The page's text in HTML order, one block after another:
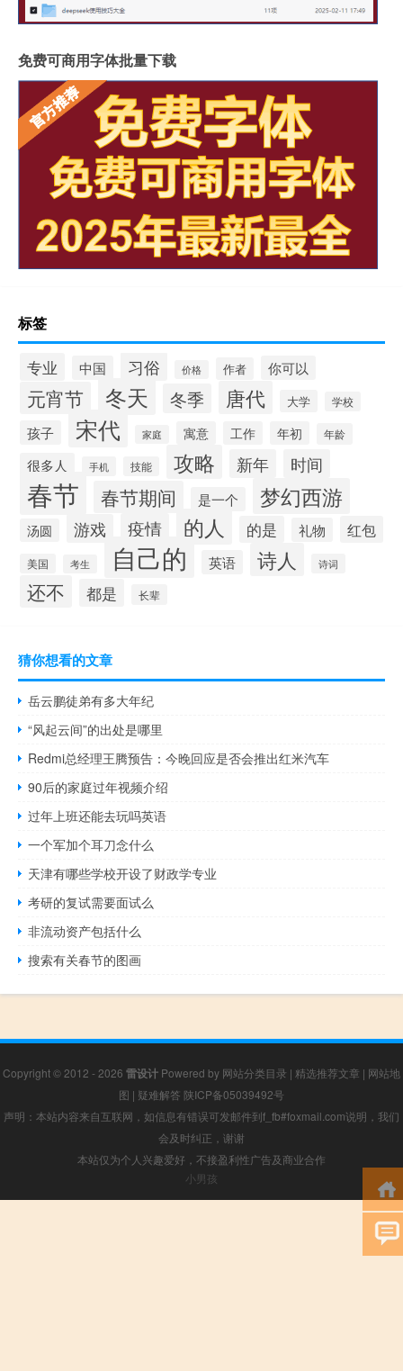
免费可商用字体批量下载
标签
专业 中国 习俗 价格 作者 你可以
元宵节 冬天 冬季 唐代 大学 学校
孩子 宋代 家庭 寓意 工作 年初 年龄
很多人 手机 技能 攻略 新年 时间
春节 春节期间 是一个 梦幻西游
汤圆 游戏 疫情 的人 的是 礼物 红包
美国 考生 自己的 英语 诗人 诗词
还不 都是 长辈
猜你想看的文章
岳云鹏徒弟有多大年纪
“风起云间”的出处是哪里
Redmi总经理王腾预告：今晚回应是否会推出红米汽车
90后的家庭过年视频介绍
过年上班还能去玩吗英语
一个军加个耳刀念什么
天津有哪些学校开设了财政学专业
考研的复试需要面试么
非流动资产包括什么
搜索有关春节的图画
Copyright © 2012 - 2026 雷设计 Powered by 网站分类目录 | 精选推荐文章 | 网站地
图 | 疑难解答 陕ICP备05039492号
声明：本站内容来自互联网，如信息有错误可发邮件到f_fb#foxmail.com说明，我们
会及时纠正，谢谢
本站仅为个人兴趣爱好，不接盈利性广告及商业合作
小男孩